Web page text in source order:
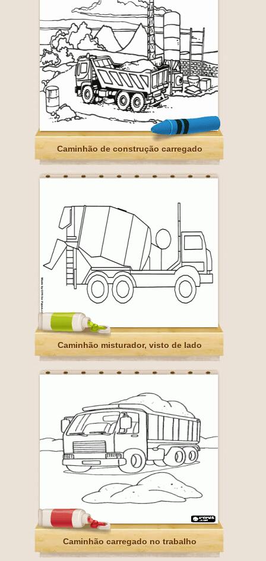
Caminhão de construção carregado
Caminhão misturador, visto de lado
Caminhão carregado no trabalho